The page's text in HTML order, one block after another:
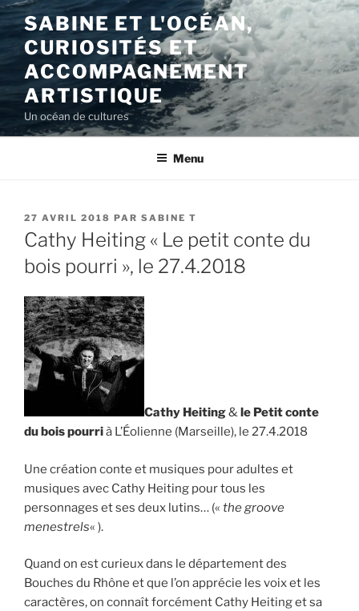
Aller
au
contenu
principal
SABINE ET L'OCÉAN,
CURIOSITÉS ET
ACCOMPAGNEMENT
ARTISTIQUE
Un océan de cultures
Menu
PUBLIÉ
LE
27 AVRIL 2018 PAR SABINE T
Cathy Heiting « Le petit conte du
bois pourri », le 27.4.2018
Cathy Heiting&le Petit conte
du bois pourrià L’Éolienne (Marseille), le 27.4.2018
Une création conte et musiques pour adultes et
musiques avec Cathy Heiting pour tous les
personnages et ses deux lutins… (« the groove
menestrels« ).
Quand on est curieux dans le département des
Bouches du Rhône et que l’on apprécie les voix et les
caractères, on connaît forcément Cathy Heiting et sa